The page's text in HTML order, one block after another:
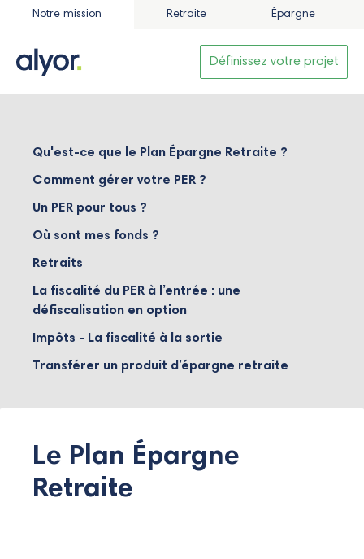
Notre mission Retraite Épargne
Définissez votre projet
Qu'est-ce que le Plan Épargne Retraite ?
Comment gérer votre PER ?
Un PER pour tous ?
Où sont mes fonds ?
Retraits
La fiscalité du PER à l’entrée : une
défiscalisation en option
Impôts - La fiscalité à la sortie
Transférer un produit d’épargne retraite
Le Plan Épargne
Retraite